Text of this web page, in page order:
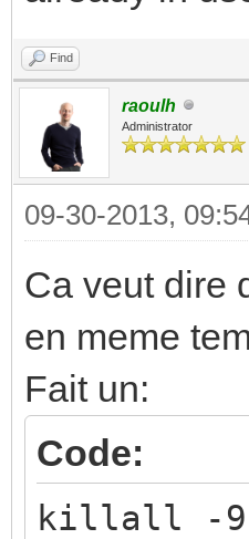
Find
raoulh
Administrator
09-30-2013,
Ca veut dire
en meme
Fait un:
Code:
killall -9